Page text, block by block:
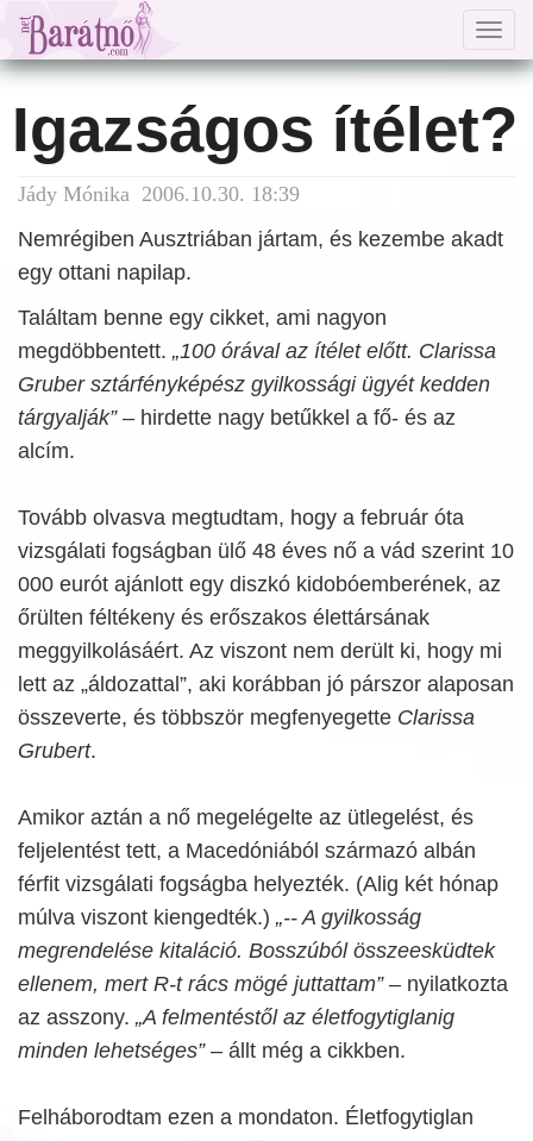
Igazságos ítélet?
Jády Mónika 2006.10.30. 18:39
Nemrégiben Ausztriában jártam, és kezembe akadt
egy ottani napilap.
Találtam benne egy cikket, ami nagyon
megdöbbentett. „100 órával az ítélet előtt. Clarissa
Gruber sztárfényképész gyilkossági ügyét kedden
tárgyalják”– hirdette nagy betűkkel a fő- és az
alcím.
Tovább olvasva megtudtam, hogy a február óta
vizsgálati fogságban ülő 48 éves nő a vád szerint 10
000 eurót ajánlott egy diszkó kidobóemberének, az
őrülten féltékeny és erőszakos élettársának
meggyilkolásáért. Az viszont nem derült ki, hogy mi
lett az „áldozattal”, aki korábban jó párszor alaposan
összeverte, és többször megfenyegette Clarissa
Grubert.
Amikor aztán a nő megelégelte az ütlegelést, és
feljelentést tett, a Macedóniából származó albán
férfit vizsgálati fogságba helyezték. (Alig két hónap
múlva viszont kiengedték.) „-- A gyilkosság
megrendelése kitaláció. Bosszúból összeesküdtek
ellenem, mert R-t rács mögé juttattam”– nyilatkozta
az asszony. „A felmentéstől az életfogytiglanig
minden lehetséges”– állt még a cikkben.
Felháborodtam ezen a mondaton. Életfogytiglan